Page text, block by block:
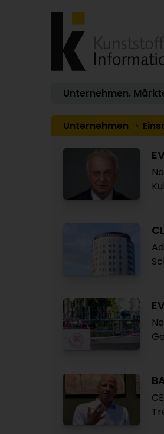
Unternehmen.
Unternehmen